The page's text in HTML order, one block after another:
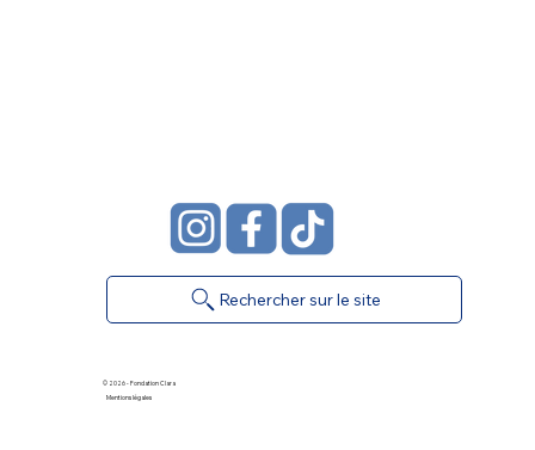
Rechercher sur le site
© 2026 - Fondation Clara
Mentions légales